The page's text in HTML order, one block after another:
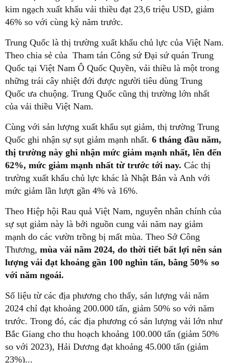
kim ngạch xuất khẩu vải thiều đạt 23,6 triệu USD, giảm
46% so với cùng kỳ năm trước.
Trung Quốc là thị trường xuất khẩu chủ lực của Việt Nam.
Theo chia sẻ của Tham tán Công sứ Đại sứ quán Trung
Quốc tại Việt Nam Ô Quốc Quyền, vải thiều là một trong
những trái cây nhiệt đới được người tiêu dùng Trung
Quốc ưa chuộng. Trung Quốc cũng thị trường lớn nhất
của vải thiều Việt Nam.
Cùng với sản lượng xuất khẩu sụt giảm, thị trường Trung
Quốc ghi nhận sự sụt giảm mạnh nhất. 6 tháng đầu năm,
thị trường này ghi nhận mức giảm mạnh nhất, lên đến
62%, mức giảm mạnh nhất từ trước tới nay. Các thị
trường xuất khẩu chủ lực khác là Nhật Bản và Anh với
mức giảm lần lượt gần 4% và 16%.
Theo Hiệp hội Rau quả Việt Nam, nguyên nhân chính của
sự sụt giảm này là bởi nguồn cung vải năm nay giảm
mạnh do các vườn trồng bị mất mùa. Theo Sở Công
Thương, mùa vải năm 2024, do thời tiết bất lợi nên sản
lượng vải đạt khoảng gần 100 nghìn tấn, bằng 50% so
với năm ngoái.
Số liệu từ các địa phương cho thấy, sản lượng vải năm
2024 chỉ đạt khoảng 200.000 tấn, giảm 50% so với năm
trước. Trong đó, các địa phương có sản lượng vải lớn như
Bắc Giang cho thu hoạch khoảng 100.000 tấn (giảm 50%
so với 2023), Hải Dương đạt khoảng 45.000 tấn (giảm
23%)...